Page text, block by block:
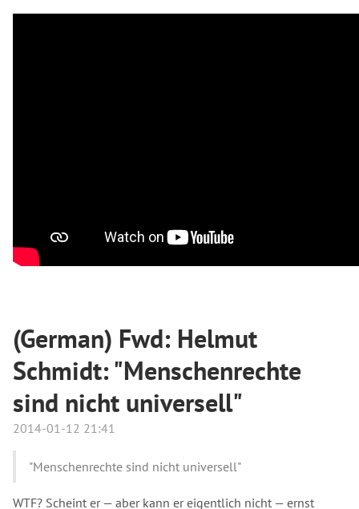
(German) Fwd: Helmut
Schmidt: "Menschenrechte
sind nicht universell"
2014-01-12 21:41
"Menschenrechte sind nicht universell"
WTF? Scheint er — aber kann er eigentlich nicht — ernst